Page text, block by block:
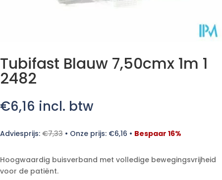
Tubifast Blauw 7,50cmx 1m 1
2482
€6,16 incl. btw
Adviesprijs: €7,33 • Onze prijs: €6,16 • Bespaar 16%
Hoogwaardig buisverband met volledige bewegingsvrijheid
voor de patiënt.